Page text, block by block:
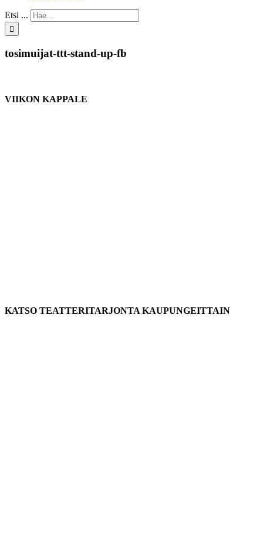
Etsi ...
tosimuijat-ttt-stand-up-fb
VIIKON KAPPALE
KATSO TEATTERITARJONTA KAUPUNGEITTAIN